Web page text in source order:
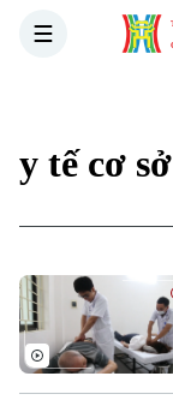
y tế cơ sở